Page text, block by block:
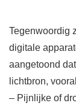
Tegenwoordig
digitale
aangetoond
lichtbron,
– Pijnlijke of